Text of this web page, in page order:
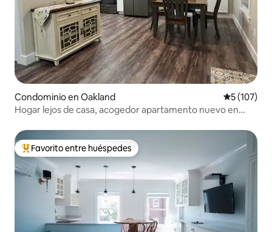
Condominio en Oakland
5 (107)
Hogar lejos de casa, acogedor apartamento nuevo en
De los mejores en Favorito entre huéspedes
Favorito entre huéspedes